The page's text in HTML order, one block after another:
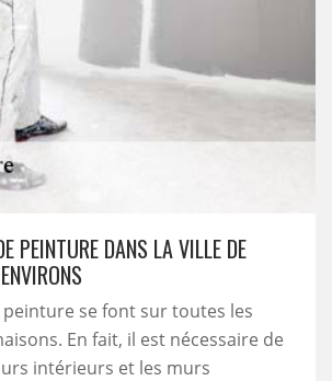
PEINTURE DANS LA VILLE DE
peinture se font sur toutes les
En fait, il est nécessaire de
intérieurs et les murs